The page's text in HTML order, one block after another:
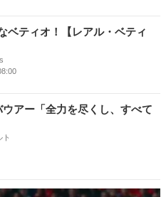
ベティオ！【レアル・ベティ
ウアー「全力を尽くし、すべて